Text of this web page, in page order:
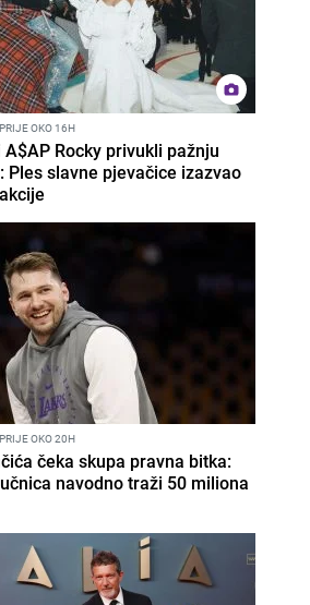
PRIJE OKO 16H
A$AP Rocky privukli pažnju
Ples slavne pjevačice izazvao
PRIJE OKO 20H
čeka skupa pravna bitka:
navodno traži 50 miliona